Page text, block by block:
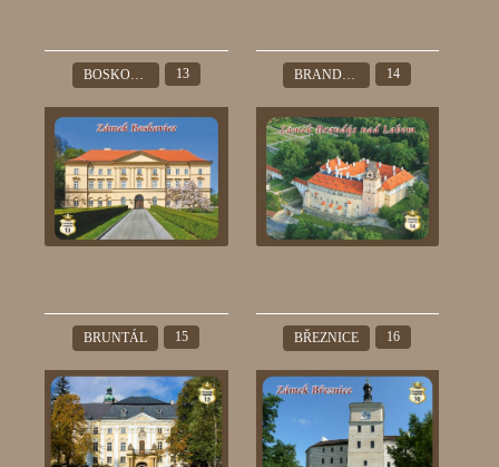
BOSKOVICE 13 BRANDÝS NAD LABEM 14
BRUNTÁL 15 BŘEZNICE 16